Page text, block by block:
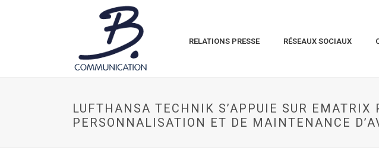
RELATIONS PRESSE RÉSEAUX SOCIAUX
LUFTHANSA TECHNIK S’APPUIE SUR EMATRIX
PERSONNALISATION ET DE MAINTENANCE